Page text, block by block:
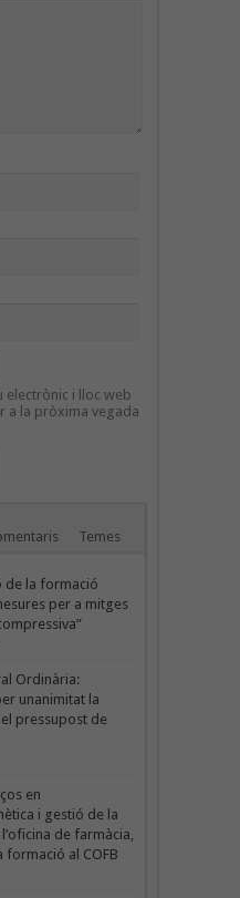
electrònic i lloc web
a la pròxima vegada
Temes
de la formació
per a mitges
Ordinària:
unanimitat la
pressupost de
en
i gestió de la
de farmàcia,
formació al COFB